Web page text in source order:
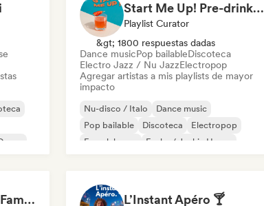
Start Me Up! Pre-drinks and Summer Party 🍹
Playlist Curator
&gt; 1800 respuestas dadas
Dance musicPop bailableDiscoteca
Electro Jazz / Nu JazzElectropop
Agregar artistas a mis playlists de mayor
impacto
Nu-disco / Italo
Dance music
Pop bailable
Discoteca
Electropop
French house
Funky / Jackin House
Big Mamas House Family & Friends L’Instant Apéro 🍸